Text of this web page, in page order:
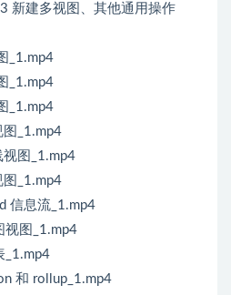
新建多视图、其他通用操作
_1.mp4
_1.mp4
_1.mp4
_1.mp4
图_1.mp4
_1.mp4
信息流_1.mp4
视图_1.mp4
_1.mp4
和 rollup_1.mp4